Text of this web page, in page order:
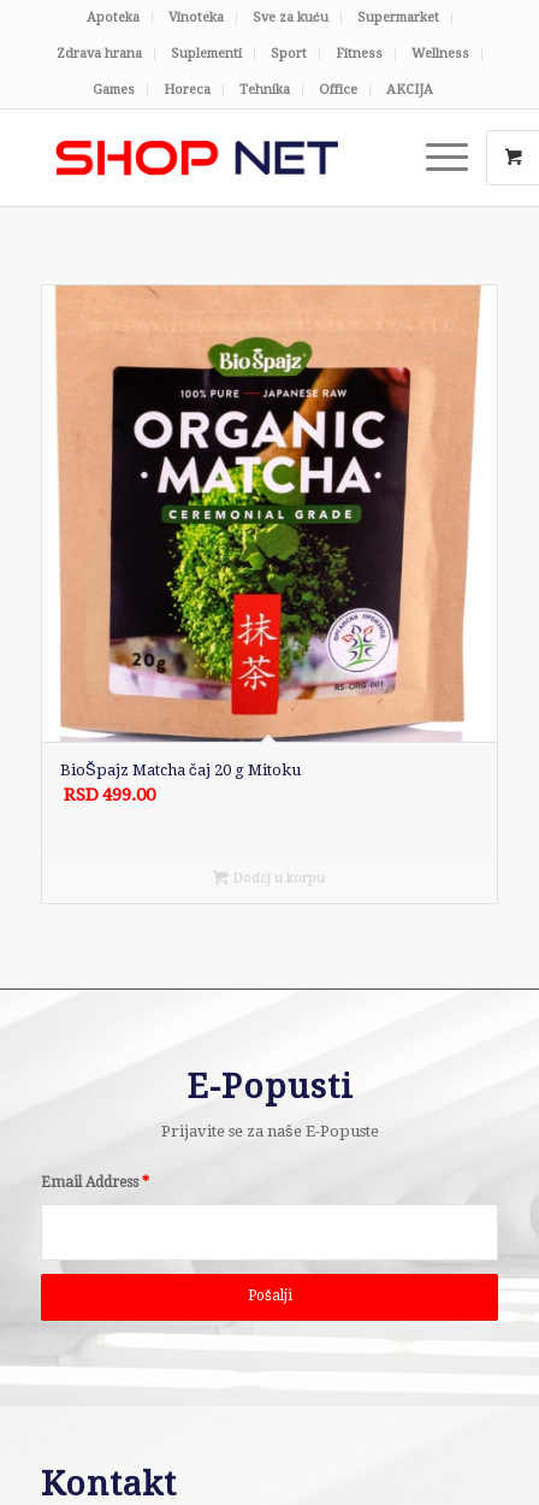
Apoteka Vinoteka Sve za kuću Supermarket
Zdrava hrana Suplementi Sport Fitness Wellness
Games Horeca Tehnika Office AKCIJA
BioŠpajz Matcha čaj 20 g Mitoku
RSD499.00
Dodaj u korpu
E-Popusti
Prijavite se za naše E-Popuste
Email Address*
Kontakt